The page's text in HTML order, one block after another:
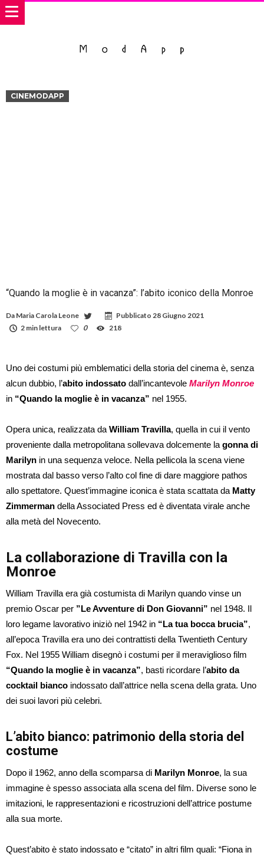
CINEMODAPP
“Quando la moglie è in vacanza”: l’abito iconico della Monroe
Da Maria Carola Leone Pubblicato 28 Giugno 2021
2 min lettura
0 218
Uno dei costumi più emblematici della storia del cinema è, senza
alcun dubbio, l’abito indossato dall’incantevole Marilyn Monroe
in “Quando la moglie è in vacanza” nel 1955.
Opera unica, realizzata da William Travilla, quella in cui il vento
proveniente dalla metropolitana sollevava dolcemente la gonna di
Marilyn in una sequenza veloce. Nella pellicola la scena viene
mostrata dal basso verso l’alto col fine di dare maggiore pathos
allo spettatore. Quest’immagine iconica è stata scattata da Matty
Zimmerman della Associated Press ed è diventata virale anche
alla metà del Novecento.
La collaborazione di Travilla con la
Monroe
William Travilla era già costumista di Marilyn quando vinse un
premio Oscar per ”Le Avventure di Don Giovanni” nel 1948. Il
loro legame lavorativo iniziò nel 1942 in “La tua bocca brucia”,
all’epoca Travilla era uno dei contrattisti della Twentieth Century
Fox. Nel 1955 William disegnò i costumi per il meraviglioso film
“Quando la moglie è in vacanza”, basti ricordare l’abito da
cocktail bianco indossato dall’attrice nella scena della grata. Uno
dei suoi lavori più celebri.
L’abito bianco: patrimonio della storia del
costume
Dopo il 1962, anno della scomparsa di Marilyn Monroe, la sua
immagine è spesso associata alla scena del film. Diverse sono le
imitazioni, le rappresentazioni e ricostruzioni dell’attrice postume
alla sua morte.
Quest’abito è stato indossato e “citato” in altri film quali: “Fiona in